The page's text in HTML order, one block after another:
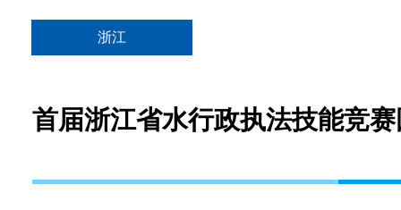
浙江
首届浙江省水行政执法技能竞